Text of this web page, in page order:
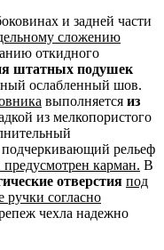
и задней части
сложению
откидного
штатных подушек
ослабленный шов.
выполняется из
из мелкопористого
рельеф
карман. В
отверстия под
согласно
чехла надежно